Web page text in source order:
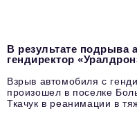
В результате подрыва
гендиректор
Взрыв автомобиля с
произошел в поселке
Ткачук в реанимации в